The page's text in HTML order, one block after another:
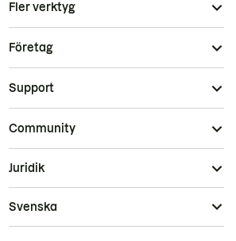
Fler verktyg
Företag
Support
Community
Juridik
Svenska